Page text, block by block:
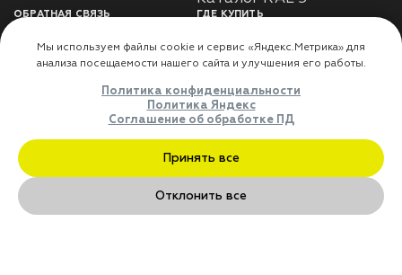
ОБРАТНАЯ СВЯЗЬ
Использование
использования личных
Оферта
ГДЕ КУПИТЬ
Доставка
Где купить
ДЛЯ ПАРТНЁРОВ
Преимущества